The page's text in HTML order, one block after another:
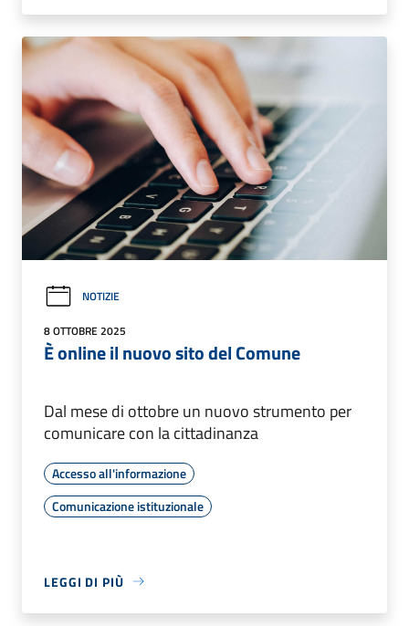
NOTIZIE
8 OTTOBRE 2025
È online il nuovo sito del Comune
Dal mese di ottobre un nuovo strumento per
comunicare con la cittadinanza
Accesso all'informazione
Comunicazione istituzionale
LEGGI DI PIÙ